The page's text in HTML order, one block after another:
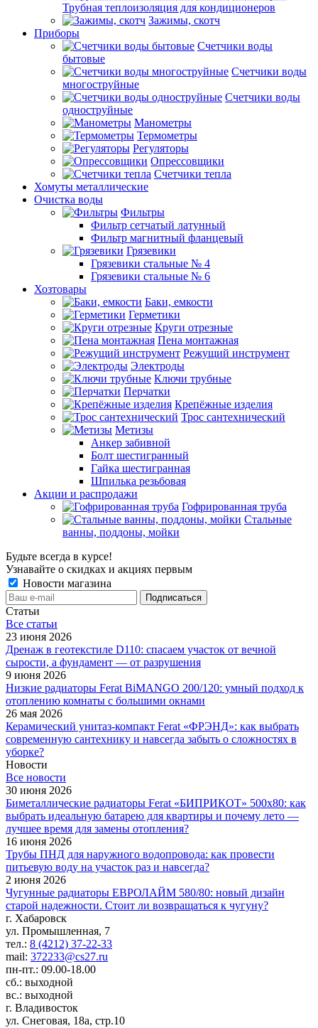
Трубная теплоизоляция для кондиционеров
Зажимы, скотч
Приборы
Счетчики воды
бытовые
Счетчики воды
многоструйные
Счетчики воды
одноструйные
Манометры
Термометры
Регуляторы
Опрессовщики
Счетчики тепла
Хомуты металлические
Очистка воды
Фильтры
Фильтр сетчатый латунный
Фильтр магнитный фланцевый
Грязевики
Грязевики стальные № 4
Грязевики стальные № 6
Хозтовары
Баки, емкости
Герметики
Круги отрезные
Пена монтажная
Режущий инструмент
Электроды
Ключи трубные
Перчатки
Крепёжные изделия
Трос сантехнический
Метизы
Анкер забивной
Болт шестигранный
Гайка шестигранная
Шпилька резьбовая
Акции и распродажи
Гофрированная труба
Стальные
ванны, поддоны, мойки
Будьте всегда в курсе!
Узнавайте о скидках и акциях первым
Новости магазина
Статьи
Все cтатьи
23 июня 2026
Дренаж в геотекстиле D110: спасаем участок от вечной
сырости, а фундамент — от разрушения
9 июня 2026
Низкие радиаторы Ferat BiMANGO 200/120: умный подход к
отоплению комнаты с большими окнами
26 мая 2026
Керамический унитаз-компакт Ferat «ФРЭНД»: как выбрать
современную сантехнику и навсегда забыть о сложностях в
уборке?
Новости
Все новости
30 июня 2026
Биметаллические радиаторы Ferat «БИПРИКОТ» 500x80: как
выбрать идеальную батарею для квартиры и почему лето —
лучшее время для замены отопления?
16 июня 2026
Трубы ПНД для наружного водопровода: как провести
питьевую воду на участок раз и навсегда?
2 июня 2026
Чугунные радиаторы ЕВРОЛАЙМ 580/80: новый дизайн
старой надежности. Стоит ли возвращаться к чугуну?
г. Хабаровск
ул. Промышленная, 7
тел.: 8 (4212) 37-22-33
mail: 372233@cs27.ru
пн-пт.: 09.00-18.00
сб.: выходной
вс.: выходной
г. Владивосток
ул. Снеговая, 18а, стр.10